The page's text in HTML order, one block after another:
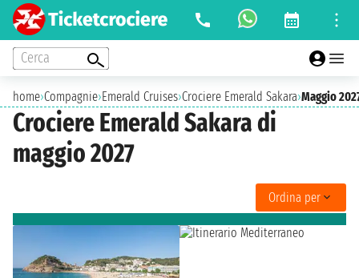
Cerca
home›Compagnie›Emerald Cruises›Crociere Emerald Sakara›Maggio
Crociere Emerald Sakara di
maggio 2027
Ordina per